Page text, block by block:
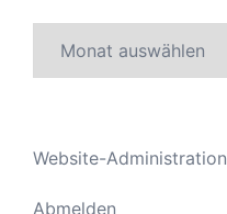
Website-Administration
Abmelden